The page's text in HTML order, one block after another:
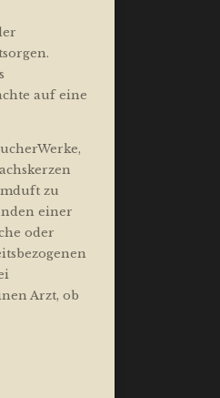
auf eine
zu
einer
oder
Arzt, ob